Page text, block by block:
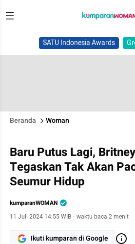
SATU Indonesia Awards
Beranda Woman
Baru Putus Lagi,
Tegaskan Tak Akan
Seumur Hidup
kumparanWOMAN
11 Juli 2024 14:55 WIB · waktu baca 2 menit
Ikuti kumparan di Google